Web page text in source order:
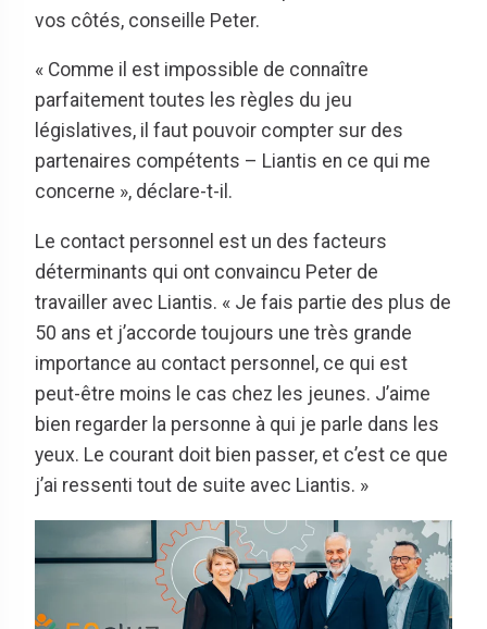
vos côtés, conseille Peter.
« Comme il est impossible de connaître
parfaitement toutes les règles du jeu
législatives, il faut pouvoir compter sur des
partenaires compétents – Liantis en ce qui me
concerne », déclare-t-il.
Le contact personnel est un des facteurs
déterminants qui ont convaincu Peter de
travailler avec Liantis. « Je fais partie des plus de
50 ans et j’accorde toujours une très grande
importance au contact personnel, ce qui est
peut-être moins le cas chez les jeunes. J’aime
bien regarder la personne à qui je parle dans les
yeux. Le courant doit bien passer, et c’est ce que
j’ai ressenti tout de suite avec Liantis. »